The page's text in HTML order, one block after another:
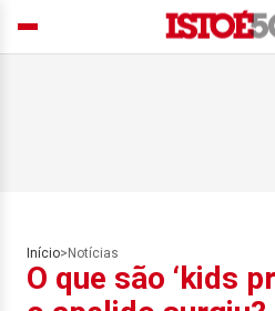
Início> Notícias
O que são ‘kids